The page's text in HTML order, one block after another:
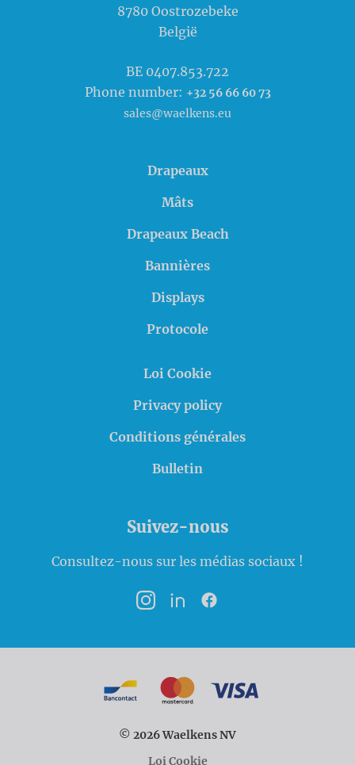
8780 Oostrozebeke
België
BE 0407.853.722
Phone number: +32 56 66 60 73
sales@waelkens.eu
Drapeaux
Mâts
Drapeaux Beach
Bannières
Displays
Protocole
Loi Cookie
Privacy policy
Conditions générales
Bulletin
Suivez-nous
Consultez-nous sur les médias sociaux !
InstagramLinkedInFacebook
© 2026 Waelkens NV
Loi Cookie
Modalités de paiement
BancontactMasterCard
VISA